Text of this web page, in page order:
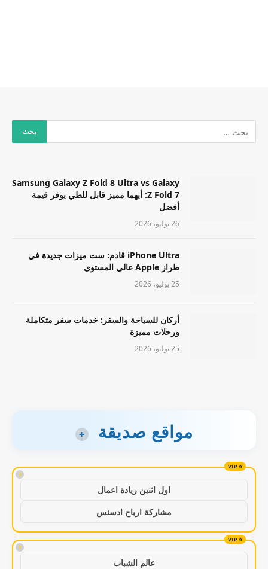
Samsung Galaxy Z Fold 8 Ultra vs Galaxy
Z Fold 7: أيهما مميز قابل للطي يوفر قيمة
أفضل
26 يوليو، 2026
iPhone Ultra قادم: ست ميزات جديدة في
طراز Apple عالي المستوى
25 يوليو، 2026
أركان للسياحة والسفر: خدمات سفر متكاملة
ورحلات مميزة
25 يوليو، 2026
مواقع صديقة +
!
اول اثنين ريادة اعمال
مشاركة ارباح ادسنس
!
عالم الشباب